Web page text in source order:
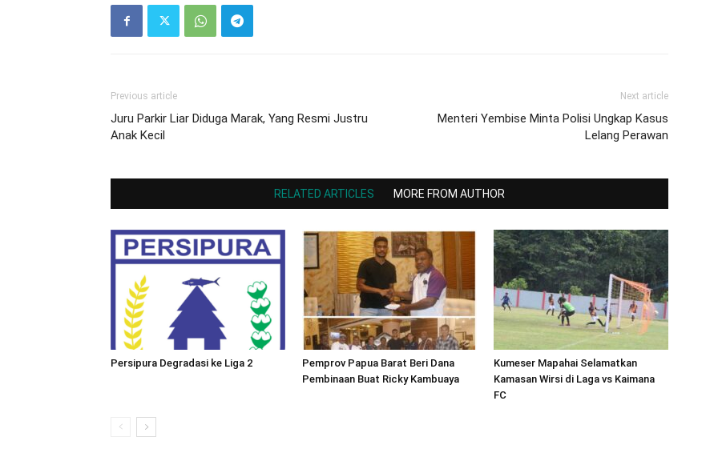
Previous article
Juru Parkir Liar Diduga Marak, Yang Resmi Justru
Anak Kecil
Next article
Menteri Yembise Minta Polisi Ungkap Kasus
Lelang Perawan
RELATED ARTICLES MORE FROM AUTHOR
Persipura Degradasi ke Liga 2
Pemprov Papua Barat Beri Dana
Pembinaan Buat Ricky Kambuaya
Kumeser Mapahai Selamatkan
Kamasan Wirsi di Laga vs Kaimana
FC